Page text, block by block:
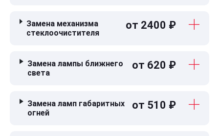
Замена механизма
стеклоочистителя
от 2400 ₽
Замена лампы ближнего
света
от 620 ₽
Замена ламп габаритных
огней
от 510 ₽